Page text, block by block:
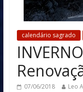
calendário sagrado
07/06/2018 Leo